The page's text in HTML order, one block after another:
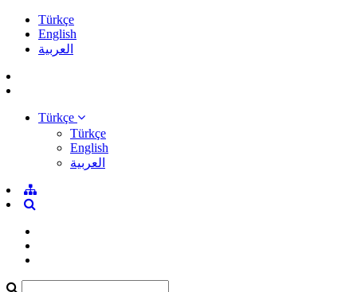
Türkçe
English
العربية
Türkçe
Türkçe
English
العربية